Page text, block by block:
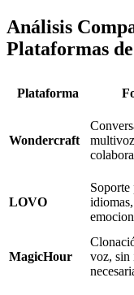
Análisis
Plataformas
Plataforma
Wondercraft
LOVO
Soporte
MagicHour
voz, sin